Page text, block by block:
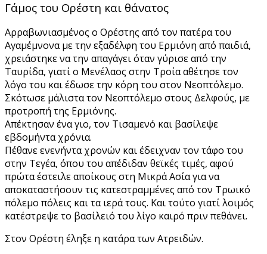
Γάμος του Ορέστη και θάνατος
Αρραβωνιασμένος ο Ορέστης από τον πατέρα του
Αγαμέμνονα με την εξαδέλφη του Ερμιόνη από παιδιά,
χρειάστηκε να την απαγάγει όταν γύρισε από την
Ταυρίδα, γιατί ο Μενέλαος στην Τροία αθέτησε τον
λόγο του και έδωσε την κόρη του στον Νεοπτόλεμο.
Σκότωσε μάλιστα τον Νεοπτόλεμο στους Δελφούς, με
προτροπή της Ερμιόνης.
Απέκτησαν ένα γιο, τον Τισαμενό και βασίλεψε
εβδομήντα χρόνια.
Πέθανε ενενήντα χρονών και έδειχναν τον τάφο του
στην Τεγέα, όπου του απέδιδαν θεϊκές τιμές, αφού
πρώτα έστειλε αποίκους στη Μικρά Ασία για να
αποκαταστήσουν τις κατεστραμμένες από τον Τρωικό
πόλεμο πόλεις και τα ιερά τους. Και τούτο γιατί λοιμός
κατέστρεψε το βασίλειό του λίγο καιρό πριν πεθάνει.
Στον Ορέστη έληξε η κατάρα των Ατρειδών.